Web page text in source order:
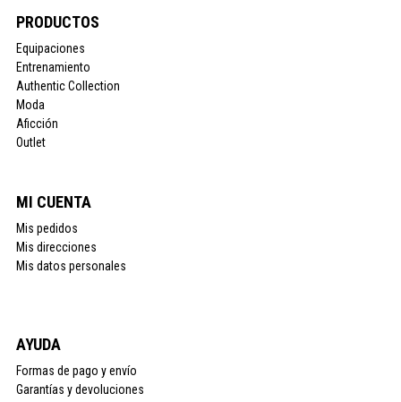
PRODUCTOS
Equipaciones
Entrenamiento
Authentic Collection
Moda
Aficción
Outlet
MI CUENTA
Mis pedidos
Mis direcciones
Mis datos personales
AYUDA
Formas de pago y envío
Garantías y devoluciones